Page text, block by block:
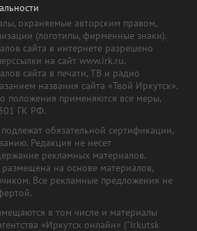
охраняемые авторским правом,
(логотипы, фирменные знаки).
сайта в интернете разрешено
на сайт www.irk.ru.
сайта в печати, ТВ и радио
названия сайта «Твой Иркутск».
положения применяются все меры,
ГК РФ.
обязательной сертификации,
Редакция не несет
рекламных материалов.
размещена на основе материалов,
Все рекламные предложения не
в том числе и материалы
«Иркутск онлайн» ("Irkutsk